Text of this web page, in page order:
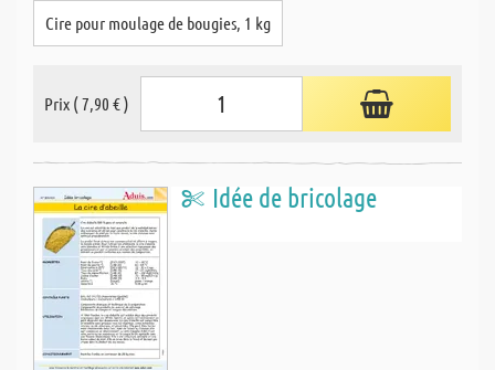
Cire pour moulage de bougies, 1 kg
Prix ( 7,90 € )
Idée de bricolage